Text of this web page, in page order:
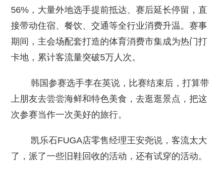
56%，大量外地选手提前抵达、赛后延长停留，直
接带动住宿、餐饮、交通等全行业消费升温。赛事
期间，主会场配套打造的体育消费市集成为热门打
卡地，累计客流量突破5万人次。
韩国参赛选手李在英说，比赛结束后，打算带
上朋友去尝尝海鲜和特色美食，去逛逛景点，把这
次参赛当作一次美好的旅行。
凯乐石FUGA店零售经理王安尧说，客流太大
了，派了一些旧鞋回收的活动，还有试穿的活动。